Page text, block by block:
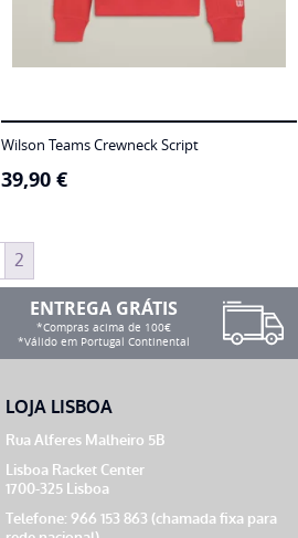
Wilson Teams Crewneck Script
39,90€
2
ENTREGA GRÁTIS
*Compras acima de 100€
*Válido em Portugal Continental
LOJA LISBOA
Rua Alferes Malheiro 5B
Lisboa Racket Center
1700-325 Lisboa
Telefone: 966 153 863 (chamada fixa para